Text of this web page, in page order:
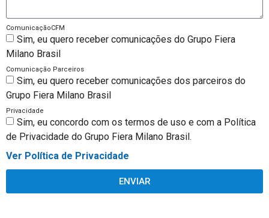
ComunicaçãoCFM
Sim, eu quero receber comunicações do Grupo Fiera
Milano Brasil
Comunicação Parceiros
Sim, eu quero receber comunicações dos parceiros do
Grupo Fiera Milano Brasil
Privacidade
Sim, eu concordo com os termos de uso e com a Política
de Privacidade do Grupo Fiera Milano Brasil.
Ver Política de Privacidade
ENVIAR